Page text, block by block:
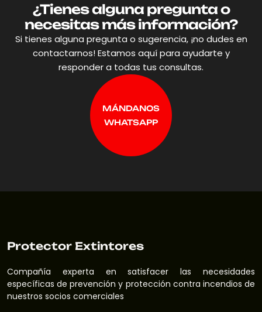
¿Tienes alguna pregunta o
necesitas más información?
Si tienes alguna pregunta o sugerencia, ¡no dudes en
contactarnos! Estamos aquí para ayudarte y
responder a todas tus consultas.
MÁNDANOS
WHATSAPP
WHATSAPP
Protector Extintores
Compañía experta en satisfacer las necesidades
específicas de prevención y protección contra incendios de
nuestros socios comerciales